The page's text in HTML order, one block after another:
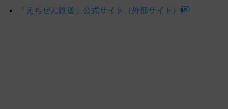
「えちぜん鉄道」公式サイト（外部サイト）